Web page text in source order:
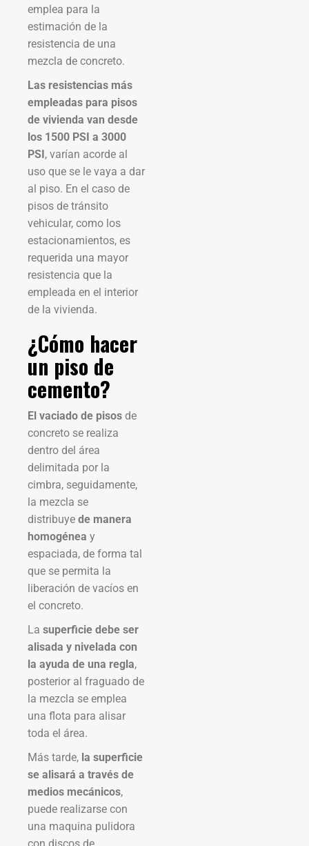
emplea para la
estimación de la
resistencia de una
mezcla de concreto.
Las resistencias más
empleadas para pisos
de vivienda van desde
los 1500 PSI a 3000
PSI , varían acorde al
uso que se le vaya a dar
al piso. En el caso de
pisos de tránsito
vehicular, como los
estacionamientos, es
requerida una mayor
resistencia que la
empleada en el interior
de la vivienda.
¿Cómo hacer
un piso de
cemento?
El vaciado de pisos de
concreto se realiza
dentro del área
delimitada por la
cimbra, seguidamente,
la mezcla se
distribuye de manera
homogénea y
espaciada, de forma tal
que se permita la
liberación de vacíos en
el concreto.
La superficie debe ser
alisada y nivelada con
la ayuda de una regla,
posterior al fraguado de
la mezcla se emplea
una flota para alisar
toda el área.
Más tarde, la superficie
se alisará a través de
medios mecánicos,
puede realizarse con
una maquina pulidora